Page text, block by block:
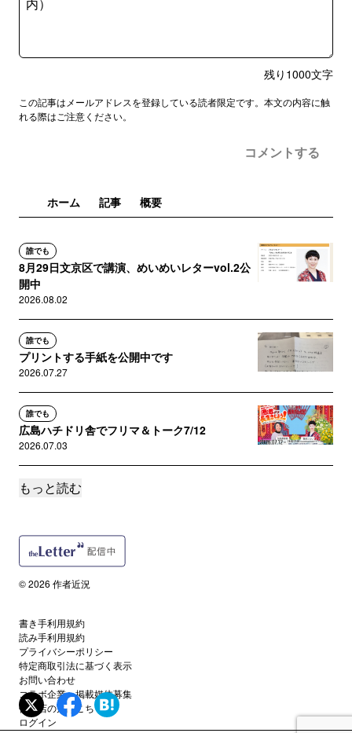
残り 1000文字
この記事はメールアドレスを登録している読者限定です。本文の内容に触
れる際はご注意ください。
コメントする
ホーム 記事 概要
誰でも
8月29日文京区で講演、めいめいレターvol.2公
開中
2026.08.02
誰でも
プリントする手紙を公開中です
2026.07.27
誰でも
広島ハチドリ舎でフリマ＆トーク7/12
2026.07.03
誰でも
誰でも
無痛恋愛最新話公開してます！
2026.04.21
誰でも
講演旅、富山編。そして新刊。
2026.02.19
誰でも
政治のこと、そして講演のお知らせ（2月14日富
もっと読む
© 2026 作者近況
書き手利用規約
読み手利用規約
プライバシーポリシー
特定商取引法に基づく表示
お問い合わせ
コラボ企業・掲載媒体募集
代理店の方はこちら
ログイン